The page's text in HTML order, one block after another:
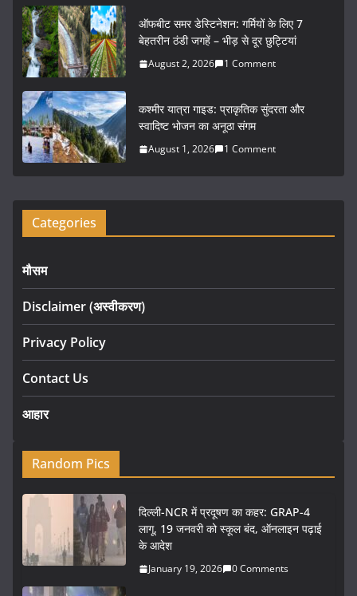
o
k
ऑफबीट समर डेस्टिनेशन: गर्मियों के लिए 7
बेहतरीन ठंडी जगहें – भीड़ से दूर छुट्टियां
August 2, 2026 1 Comment
कश्मीर यात्रा गाइड: प्राकृतिक सुंदरता और
स्वादिष्ट भोजन का अनूठा संगम
August 1, 2026 1 Comment
Categories
मौसम
Disclaimer (अस्वीकरण)
Privacy Policy
Contact Us
आहार
Random Pics
दिल्ली-NCR में प्रदूषण का कहर: GRAP-4
लागू, 19 जनवरी को स्कूल बंद, ऑनलाइन पढ़ाई
के आदेश
January 19, 2026 0 Comments